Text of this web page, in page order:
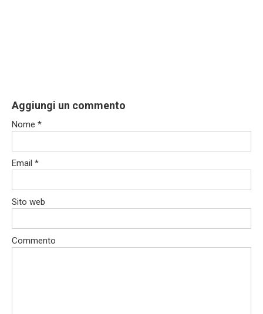
Aggiungi un commento
Nome *
Email *
Sito web
Commento